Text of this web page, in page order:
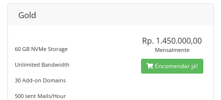
Gold
60 GB NVMe Storage
Unlimited Bandwidth
30 Add-on Domains
500 sent Mails/Hour
Rp. 1.450.000,00
Mensalmente
Encomendar já!